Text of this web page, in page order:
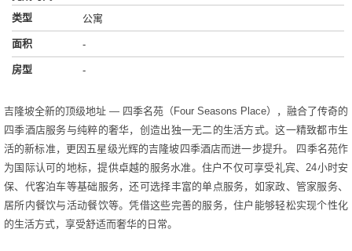
类型
公寓
面积 -
房型 -
吉隆坡全新的顶级地址 — 四季名苑（Four Seasons Place），融合了传奇的
四季酒店服务与纯粹的奢华，创造出独一无二的生活方式。这一精致都市生
活的新标准，更因五星级光辉的吉隆坡四季酒店而进一步提升。 四季名苑作
为国际认可的地标，提供卓越的服务水准。住户不仅可享受礼宾、24小时安
保、代客泊车等基础服务，还可选择丰富的单点服务，如家政、管家服务、
居所内餐饮与活动餐饮等。凭借这些完善的服务，住户能够轻松实现个性化
的生活方式，享受舒适而奢华的日常。